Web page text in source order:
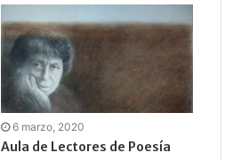
6 marzo, 2020
Aula de Lectores de Poesía